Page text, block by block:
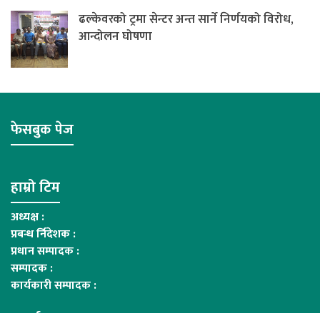
ढल्केवरको ट्रमा सेन्टर अन्त सार्ने निर्णयको विरोध,
आन्दोलन घोषणा
फेसबुक पेज
हाम्रो टिम
अध्यक्ष :
प्रबन्ध र्निदेशक :
प्रधान सम्पादक :
सम्पादक :
कार्यकारी सम्पादक :